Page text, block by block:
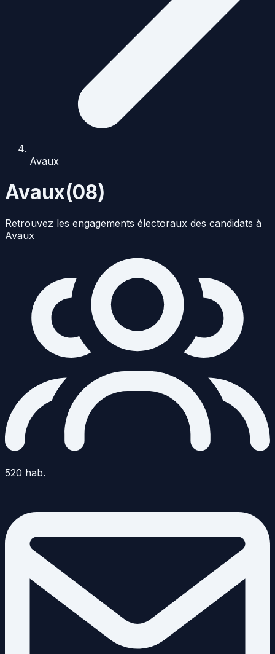
Avaux
Avaux(08)
Retrouvez les engagements électoraux des candidats à
Avaux
520 hab.